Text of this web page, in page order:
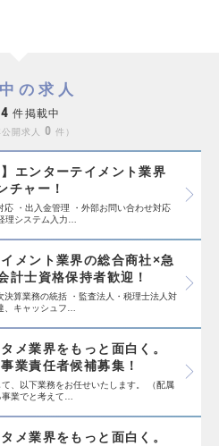
の求人
件掲載中
開求人 0 件
エンターテイメント業界
チャー！
応 ・出入金管理 ・外部お問い合わせ対応
理システム入力…
メント業界の総合商社×急
計士資格保持者歓迎！
決算業務の統括 ・監査法人・税理士法人対
、キャッシュフ…
メ業界をもっと面白く。
業責任者候補募集！
、以下業務をお任せいたします。 （配属
業でと考えて…
メ業界をもっと面白く。